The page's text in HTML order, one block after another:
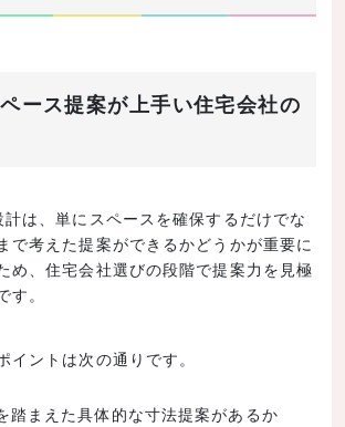
ース提案が上手い住宅会社の
は、単にスペースを確保するだけでな
で考えた提案ができるかどうかが重要に
め、住宅会社選びの段階で提案力を見極
。
イントは次の通りです。
踏まえた具体的な寸法提案があるか